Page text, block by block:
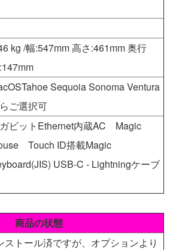
kg /幅:547mm 高さ:461mm 奥行
Sequoia Sonoma Ventura
ご選択可
ビットEthernet内蔵AC Magic
Touch ID搭載Magic
USB-C - Lightningケーブ
商品の状態
トール済ですが、オプションより